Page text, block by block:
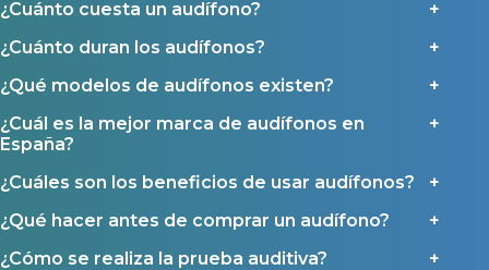
¿Cuánto cuesta un audífono?
¿Cuánto duran los audífonos?
¿Qué modelos de audífonos existen?
¿Cuál es la mejor marca de audífonos en
España?
¿Cuáles son los beneficios de usar audífonos?
¿Qué hacer antes de comprar un audífono?
¿Cómo se realiza la prueba auditiva?
Ayuda Miaudífono hasta 200€*
Ayudas para audífonos en Castilla-La Mancha
Ayudas para audífonos en Andalucía
Ayudas para audífonos en Galicia
Ayudas y subvenciones en Asturias
Contáctanos